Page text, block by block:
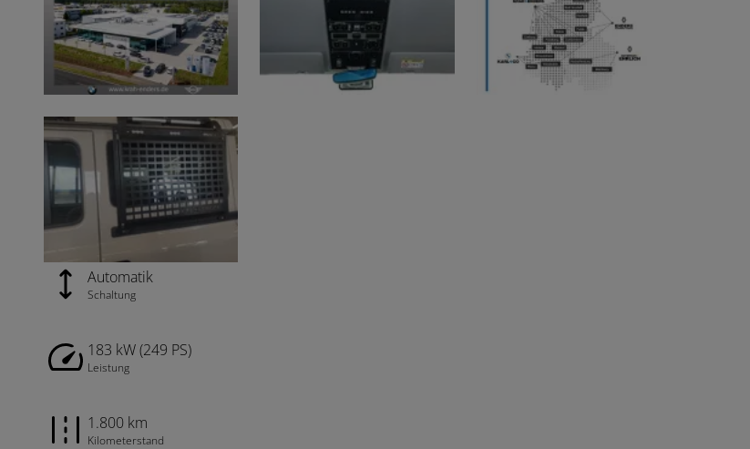
Automatik
Schaltung
183 kW (249 PS)
Leistung
1.800 km
Kilometerstand